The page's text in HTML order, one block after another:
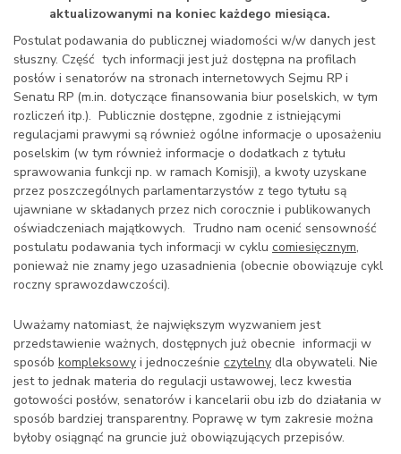
aktualizowanymi na koniec każdego miesiąca.
Postulat podawania do publicznej wiadomości w/w danych jest
słuszny. Część tych informacji jest już dostępna na profilach
posłów i senatorów na stronach internetowych Sejmu RP i
Senatu RP (m.in. dotyczące finansowania biur poselskich, w tym
rozliczeń itp.). Publicznie dostępne, zgodnie z istniejącymi
regulacjami prawymi są również ogólne informacje o uposażeniu
poselskim (w tym również informacje o dodatkach z tytułu
sprawowania funkcji np. w ramach Komisji), a kwoty uzyskane
przez poszczególnych parlamentarzystów z tego tytułu są
ujawniane w składanych przez nich corocznie i publikowanych
oświadczeniach majątkowych. Trudno nam ocenić sensowność
postulatu podawania tych informacji w cyklu comiesięcznym,
ponieważ nie znamy jego uzasadnienia (obecnie obowiązuje cykl
roczny sprawozdawczości).
Uważamy natomiast, że największym wyzwaniem jest
przedstawienie ważnych, dostępnych już obecnie informacji w
sposób kompleksowy i jednocześnie czytelny dla obywateli. Nie
jest to jednak materia do regulacji ustawowej, lecz kwestia
gotowości posłów, senatorów i kancelarii obu izb do działania w
sposób bardziej transparentny. Poprawę w tym zakresie można
byłoby osiągnąć na gruncie już obowiązujących przepisów.